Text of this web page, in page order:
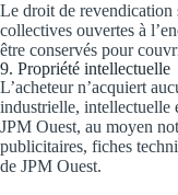
Le droit de revendication
collectives ouvertes à
être conservés pour
9. Propriété intellectuelle
L’acheteur n’acquiert
industrielle, intellectuelle
JPM Ouest, au moyen
publicitaires, fiches
de JPM Ouest.